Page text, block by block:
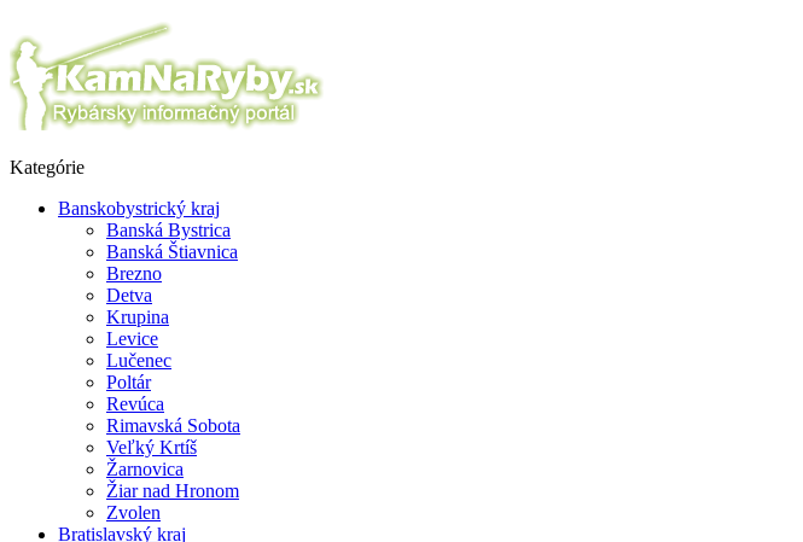
Kategórie
Banskobystrický kraj
Banská Bystrica
Banská Štiavnica
Brezno
Detva
Krupina
Levice
Lučenec
Poltár
Revúca
Rimavská Sobota
Veľký Krtíš
Žarnovica
Žiar nad Hronom
Zvolen
Bratislavský kraj